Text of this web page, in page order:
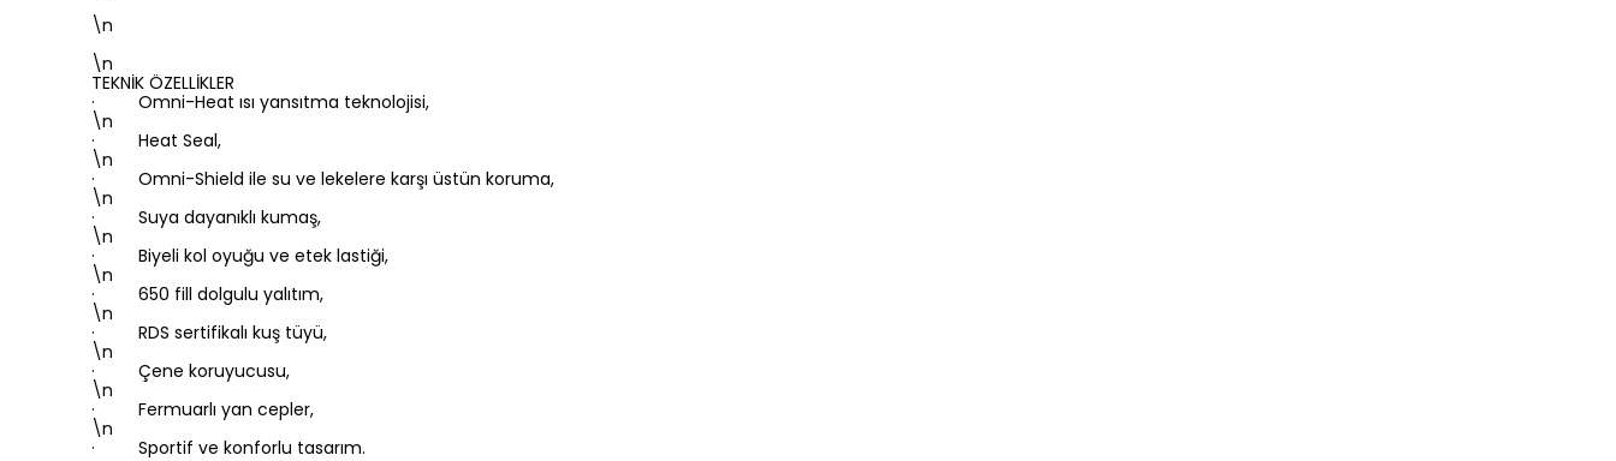
\n
\n
TEKNİK ÖZELLİKLER
· Omni-Heat ısı yansıtma teknolojisi,
\n
· Heat Seal,
\n
· Omni-Shield ile su ve lekelere karşı üstün koruma,
\n
· Suya dayanıklı kumaş,
\n
· Biyeli kol oyuğu ve etek lastiği,
\n
· 650 fill dolgulu yalıtım,
\n
· RDS sertifikalı kuş tüyü,
\n
· Çene koruyucusu,
\n
· Fermuarlı yan cepler,
\n
· Sportif ve konforlu tasarım.